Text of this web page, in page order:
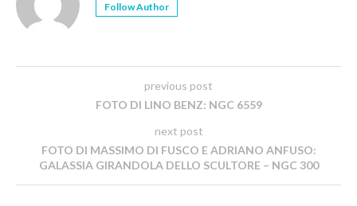
Follow Author
previous post
FOTO DI LINO BENZ: NGC 6559
next post
FOTO DI MASSIMO DI FUSCO E ADRIANO ANFUSO:
GALASSIA GIRANDOLA DELLO SCULTORE – NGC 300